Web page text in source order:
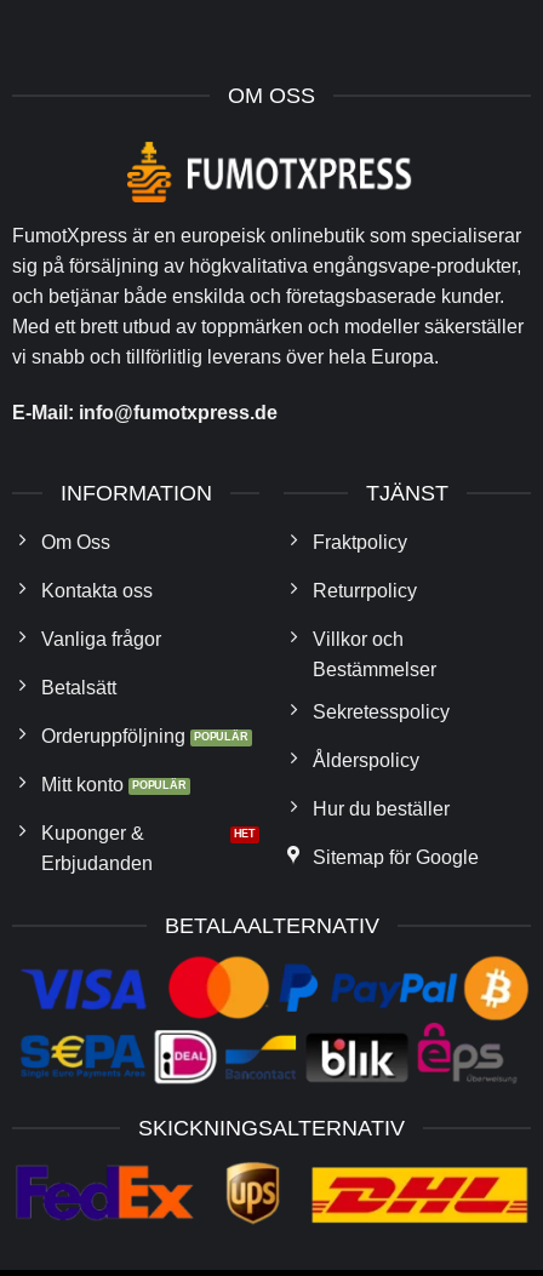
OM OSS
FumotXpress är en europeisk onlinebutik som specialiserar
sig på försäljning av högkvalitativa engångsvape-produkter,
och betjänar både enskilda och företagsbaserade kunder.
Med ett brett utbud av toppmärken och modeller säkerställer
vi snabb och tillförlitlig leverans över hela Europa.
E-Mail: info@fumotxpress.de
INFORMATION
Om Oss
Kontakta oss
Vanliga frågor
Betalsätt
Orderuppföljning
Mitt konto
Kuponger &
Erbjudanden
TJÄNST
Fraktpolicy
Returrpolicy
Villkor och
Bestämmelser
Sekretesspolicy
Ålderspolicy
Hur du beställer
Sitemap för Google
BETALAALTERNATIV
SKICKNINGSALTERNATIV